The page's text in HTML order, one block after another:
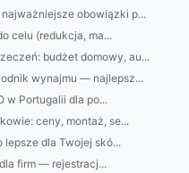
obowiązki p...
celu (redukcja, ma...
budżet domowy, au...
wynajmu — najlepsz...
w Portugalii dla po...
ceny, montaż, se...
dla Twojej skó...
firm — rejestracj...